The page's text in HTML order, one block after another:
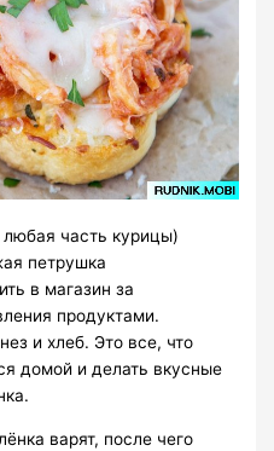
часть курицы)
петрушка
в магазин за
продуктами.
и хлеб. Это все, что
домой и делать вкусные
варят, после чего